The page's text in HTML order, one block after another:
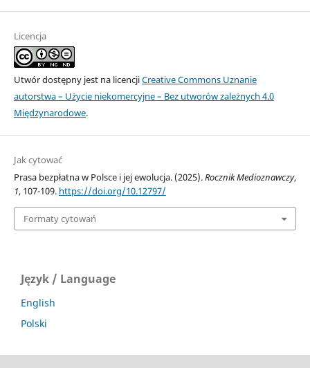
Licencja
Utwór dostępny jest na licencjiCreative Commons Uznanie
autorstwa – Użycie niekomercyjne – Bez utworów zależnych 4.0
Międzynarodowe.
Jak cytować
Prasa bezpłatna w Polsce i jej ewolucja. (2025).Rocznik Medioznawczy,
1, 107-109. https://doi.org/10.12797/
Formaty cytowań
Język / Language
English
Polski